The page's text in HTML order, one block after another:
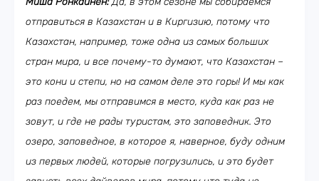
отправиться в Казахстан и в Киргизию, потому что
Казахстан, например, тоже одна из самых больших
стран мира, и все почему-то думают, что Казахстан –
это кони и степи, но на самом деле это горы! И мы как
раз поедем, мы отправимся в место, куда как раз не
зовут, и где не рады туристам, это заповедник. Это
озеро, заповедное, в которое я, наверное, буду одним
из первых людей, которые погрузились, и это будет